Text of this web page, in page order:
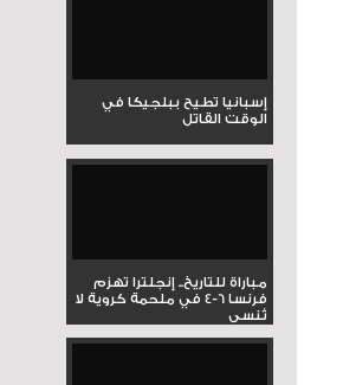
إسبانيا تطيح ببلجيكا في
الوقت القاتل
مباراة للتاريخ.. إنجلترا تهزم
فرنسا 6-4 في ملحمة كروية لا
تُنسى